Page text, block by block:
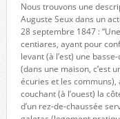
Nous trouvons une
Auguste Seux dans un
28 septembre 1847 :
centiares, ayant pour
levant (à l’est) une
(dans une maison, c’est
écuries et les communs),
couchant (à l’ouest) la
d’un rez-de-chaussée